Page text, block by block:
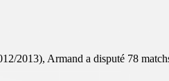
2013), Armand a disputé 78